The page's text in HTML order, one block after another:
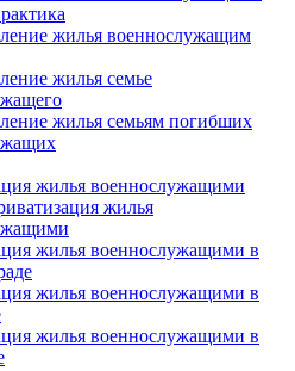
жилья военнослужащим
жилья семье
жилья семьям погибших
жилья военнослужащими
жилья
жилья военнослужащими в
жилья военнослужащими в
жилья военнослужащими в